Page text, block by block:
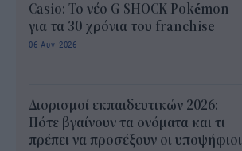
Casio: Το νέο G-SHOCK Pokémon
για τα 30 χρόνια του franchise
06 Αυγ 2026
Διορισμοί εκπαιδευτικών 2026:
Πότε βγαίνουν τα ονόματα και τι
πρέπει να προσέξουν οι υποψήφιοι